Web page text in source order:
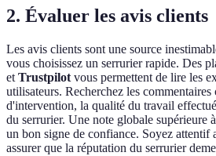
2. Évaluer les avis clients
Les avis clients sont une source
vous choisissez un serrurier rapide. Des
et Trustpilot vous permettent de lire les
utilisateurs. Recherchez les
d'intervention, la qualité du travail
du serrurier. Une note globale supérieure
un bon signe de confiance. Soyez attentif
assurer que la réputation du serrurier